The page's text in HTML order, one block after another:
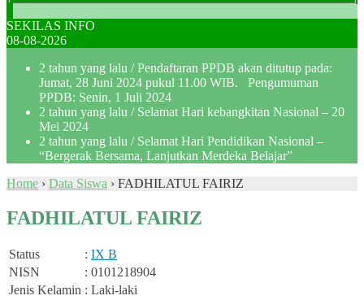
SEKILAS INFO
08-08-2026
2 tahun yang lalu / Pendaftaran PPDB akan ditutup pada:
Jumat, 28 Juni 2024 pukul 11.00 WIB. Pengumuman
PPDB: Senin, 1 Juli 2024
2 tahun yang lalu / Selamat Hari kebangkitan Nasional – 20
Mei 2024
2 tahun yang lalu / Selamat Hari Pendidikan Nasional –
“Bergerak Bersama, Lanjutkan Merdeka Belajar”
Home › Data Siswa › FADHILATUL FAIRIZ
FADHILATUL FAIRIZ
Status : IX B
NISN
: 0101218904
Jenis Kelamin : Laki-laki